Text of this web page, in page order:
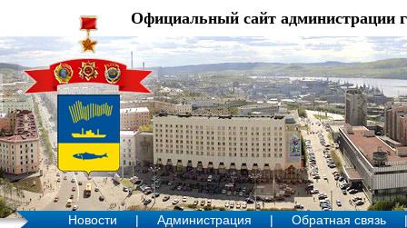
Официальный сайт администрации
Новости | Администрация | Обратная связь |